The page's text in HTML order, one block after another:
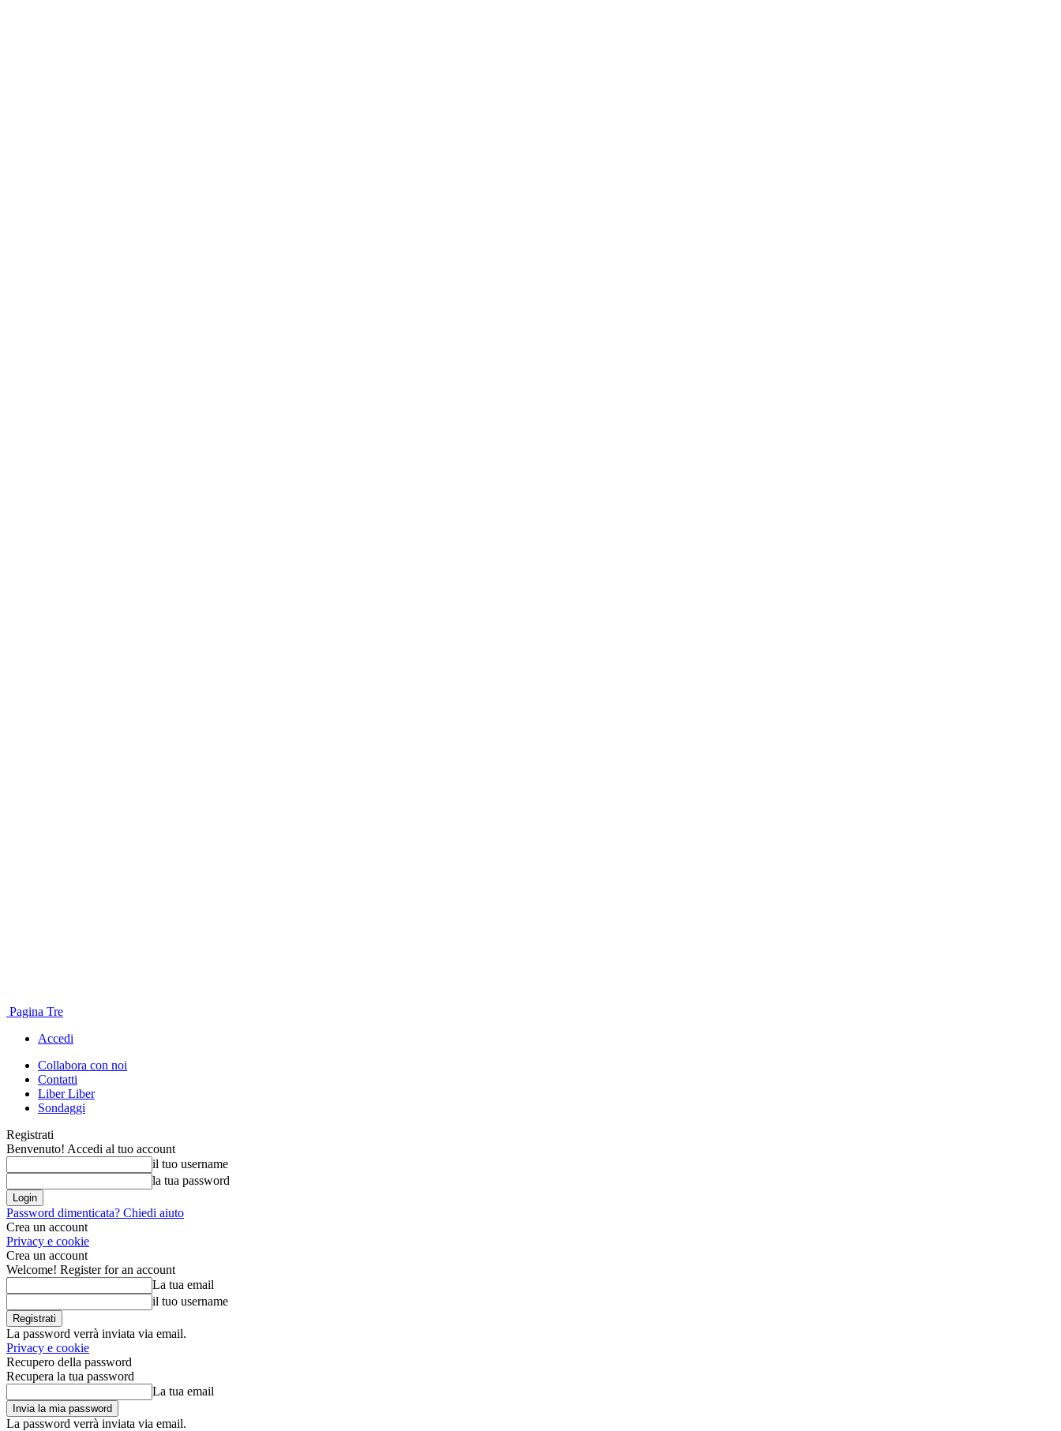
Pagina Tre
Accedi
Collabora con noi
Contatti
Liber Liber
Sondaggi
Registrati
Benvenuto! Accedi al tuo account
il tuo username
la tua password
Password dimenticata? Chiedi aiuto
Crea un account
Privacy e cookie
Crea un account
Welcome! Register for an account
La tua email
il tuo username
La password verrà inviata via email.
Privacy e cookie
Recupero della password
Recupera la tua password
La tua email
La password verrà inviata via email.